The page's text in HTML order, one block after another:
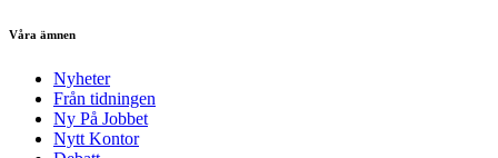
Våra ämnen
Nyheter
Från tidningen
Ny På Jobbet
Nytt Kontor